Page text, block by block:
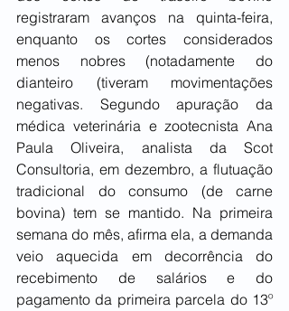
registraram avanços na quinta-feira,
enquanto os cortes considerados
menos nobres (notadamente do
dianteiro (tiveram movimentações
negativas. Segundo apuração da
médica veterinária e zootecnista Ana
Paula Oliveira, analista da Scot
Consultoria, em dezembro, a flutuação
tradicional do consumo (de carne
bovina) tem se mantido. Na primeira
semana do mês, afirma ela, a demanda
veio aquecida em decorrência do
recebimento de salários e do
pagamento da primeira parcela do 13º